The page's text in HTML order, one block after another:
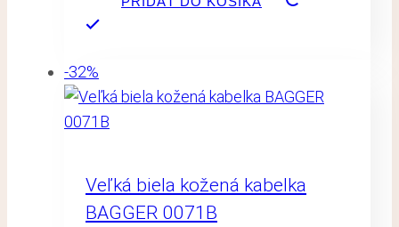
-32%
Veľká biela kožená kabelka
BAGGER 0071B